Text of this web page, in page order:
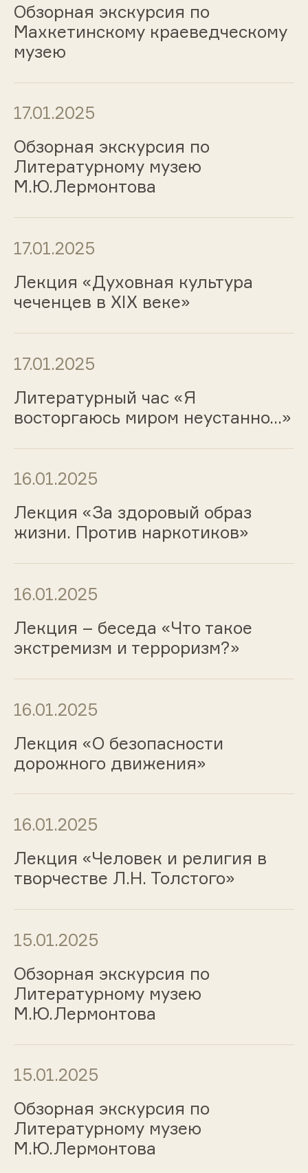
Обзорная экскурсия по
Махкетинскому краеведческому
музею
17.01.2025
Обзорная экскурсия по
Литературному музею
М.Ю.Лермонтова
17.01.2025
Лекция «Духовная культура
чеченцев в XIX веке»
17.01.2025
Литературный час «Я
восторгаюсь миром неустанно…»
16.01.2025
Лекция «За здоровый образ
жизни. Против наркотиков»
16.01.2025
Лекция – беседа «Что такое
экстремизм и терроризм?»
16.01.2025
Лекция «О безопасности
дорожного движения»
16.01.2025
Лекция «Человек и религия в
творчестве Л.Н. Толстого»
15.01.2025
Обзорная экскурсия по
Литературному музею
М.Ю.Лермонтова
15.01.2025
Обзорная экскурсия по
Литературному музею
М.Ю.Лермонтова